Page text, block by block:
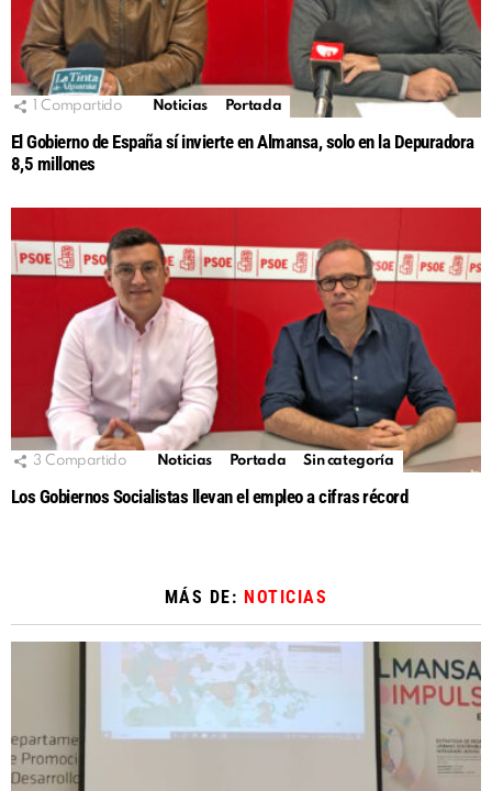
Compartido Noticias Portada
El Gobierno de España sí invierte en Almansa, solo en la Depuradora
8,5 millones
3 Compartido Noticias Portada Sin categoría
Los Gobiernos Socialistas llevan el empleo a cifras récord
MÁS DE: NOTICIAS